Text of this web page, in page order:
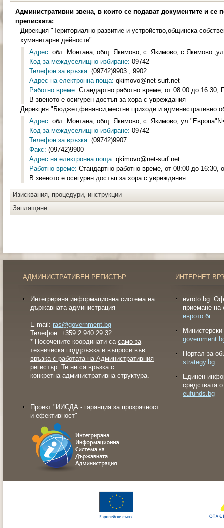
Административни звена, в които се подават документите и се
преписката:
Дирекция "Териториално развитие и устройство,общинска
хуманитарни дейности"
Адрес: обл. Монтана, общ. Якимово, с. Якимово, с.Якимово
Код за междуселищно избиране: 09742
Телефон за връзка: (09742)9903 , 9902
Адрес на електронна поща: qkimovo@net-surf.net
Работно време: Стандартно работно време, от 08:00 до 16:30,
В звеното е осигурен достъп за хора с увреждания
Дирекция "Бюджет,финанси,местни приходи и административно
Адрес: обл. Монтана, общ. Якимово, с. Якимово,
Код за междуселищно избиране: 09742
Телефон за връзка: (09742)9907
Факс: (09742)9900
Адрес на електронна поща: qkimovo@net-surf.net
Работно време: Стандартно работно време, от 08:00 до 16:30,
В звеното е осигурен достъп за хора с увреждания
Изисквания, процедури, инструкции
Заплащане
АДМИНИСТРАТИВЕН РЕГИСТЪР
Интегрирана информационна система на
държавната администрация
E-mail: ras@government.bg
Телефон: +359 2 940 29 32
* Посочените координати са само за
техническа поддръжка и въпроси във
връзка с работата на Административния
регистър. Те не са връзка с
конкретна административна структура.
Проект "ИИСДА - гаранция за прозрачност
и ефективност"
ИНТЕРНЕТ
evroto.bg:
приемане на
еврото.бг
Портал за
strategy.bg
Eдинен
средствата
eufunds.bg